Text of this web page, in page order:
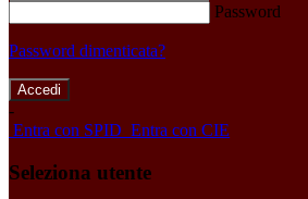
Password
Password dimenticata?
-
Entra con SPID Entra con CIE
Seleziona utente